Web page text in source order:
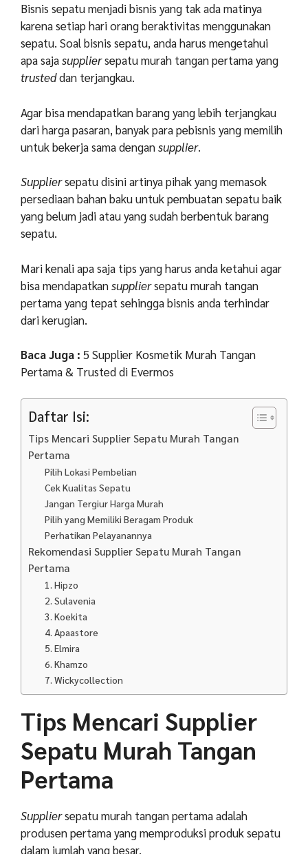
Bisnis sepatu menjadi bisnis yang tak ada matinya
karena setiap hari orang beraktivitas menggunakan
sepatu. Soal bisnis sepatu, anda harus mengetahui
apa sajasuppliersepatu murah tangan pertama yang
trusteddan terjangkau.
Agar bisa mendapatkan barang yang lebih terjangkau
dari harga pasaran, banyak para pebisnis yang memilih
untuk bekerja sama dengansupplier.
Suppliersepatu disini artinya pihak yang memasok
persediaan bahan baku untuk pembuatan sepatu baik
yang belum jadi atau yang sudah berbentuk barang
sepatu.
Mari kenali apa saja tips yang harus anda ketahui agar
bisa mendapatkansuppliersepatu murah tangan
pertama yang tepat sehingga bisnis anda terhindar
dari kerugian.
Baca Juga : 5 Supplier Kosmetik Murah Tangan
Pertama & Trusted di Evermos
Daftar Isi:
Tips Mencari Supplier Sepatu Murah Tangan
Pertama
Pilih Lokasi Pembelian
Cek Kualitas Sepatu
Jangan Tergiur Harga Murah
Pilih yang Memiliki Beragam Produk
Perhatikan Pelayanannya
Rekomendasi Supplier Sepatu Murah Tangan
Pertama
1. Hipzo
2. Sulavenia
3. Koekita
4. Apaastore
5. Elmira
6. Khamzo
7. Wickycollection
Tips Mencari Supplier
Sepatu Murah Tangan
Pertama
Suppliersepatu murah tangan pertama adalah
produsen pertama yang memproduksi produk sepatu
dalam jumlah yang besar.